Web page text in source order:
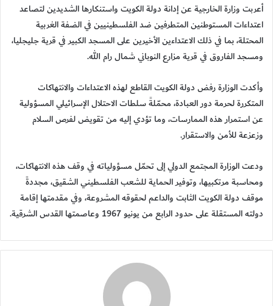
أعربت وزارة الخارجية عن إدانة دولة الكويت واستنكارها الشديدين لتصاعد
اعتداءات المستوطنين المتطرفين ضد الفلسطينيين في الضفة الغربية
المحتلة، بما في ذلك الاعتداءين الأخيرين على المسجد الكبير في قرية جليجليا،
ومسجد الفاروق في قرية مزارع النوباني شمال رام الله.
وأكدت الوزارة رفض دولة الكويت القاطع لهذه الاعتداءات والانتهاكات
المتكررة لحرمة دور العبادة، محمّلةً سلطات الاحتلال الإسرائيلي المسؤولية
عن استمرار هذه الممارسات، وما تؤدي إليه من تقويض لفرص السلام
وزعزعة للأمن والاستقرار.
ودعت الوزارة المجتمع الدولي إلى تحمّل مسؤولياته في وقف هذه الانتهاكات،
ومحاسبة مرتكبيها، وتوفير الحماية للشعب الفلسطيني الشقيق، مجددةً
موقف دولة الكويت الثابت والداعم لحقوقه المشروعة، وفي مقدمتها إقامة
دولته المستقلة على حدود الرابع من يونيو 1967 وعاصمتها القدس الشرقية.